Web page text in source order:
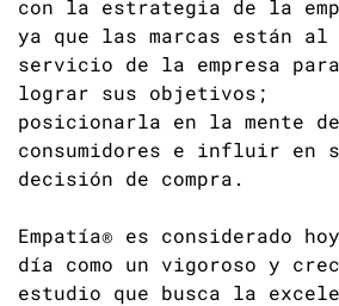
con la estrategia de la
ya que las marcas están al
servicio de la empresa para
lograr sus objetivos;
posicionarla en la mente
consumidores e influir en
decisión de compra.
Empatía® es considerado
día como un vigoroso y
estudio que busca la